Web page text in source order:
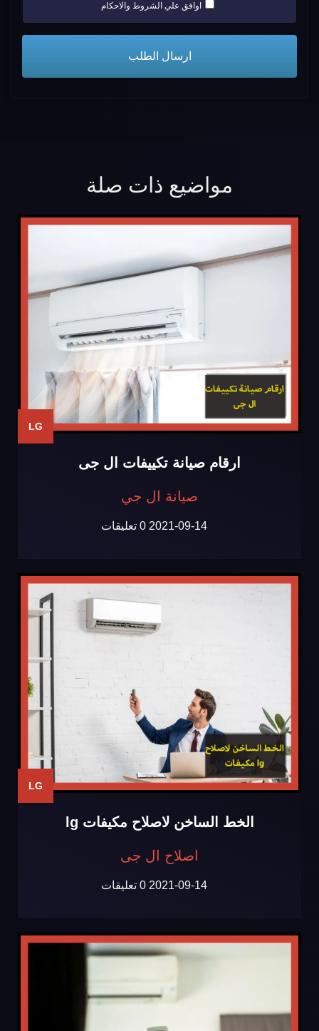
اوافق علي الشروط والاحكام
مواضيع ذات صلة
LG
ارقام صيانة تكييفات ال جى
صيانة ال جي
2021-09-14 0 تعليقات
LG
الخط الساخن لاصلاح مكيفات lg
اصلاح ال جى
2021-09-14 0 تعليقات